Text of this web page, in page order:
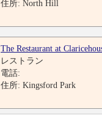
住所: North Hill
The Restaurant at
レストラン
電話:
住所: Kingsford Park